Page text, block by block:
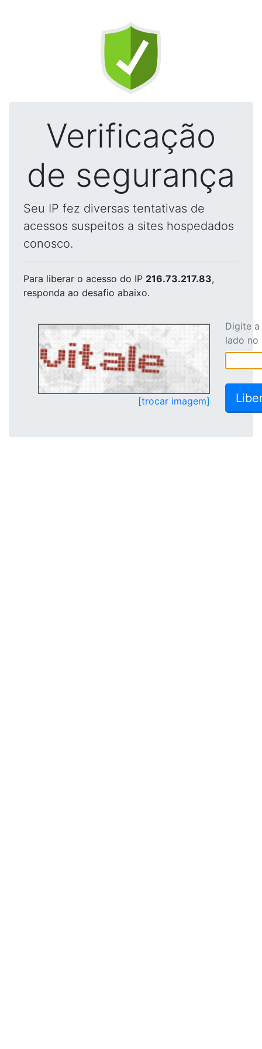
Verificação
de segurança
Seu IP fez diversas tentativas de
acessos suspeitos a sites hospedados
conosco.
Para liberar o acesso do IP 216.73.217.83,
responda ao desafio abaixo.
[trocar imagem]
Digite
lado no